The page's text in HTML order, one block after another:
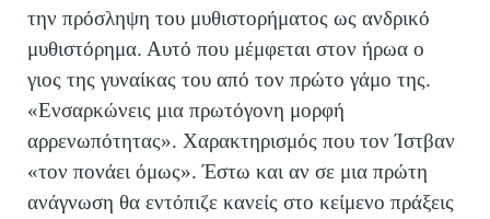
την πρόσληψη του μυθιστορήματος ως ανδρικό
μυθιστόρημα. Αυτό που μέμφεται στον ήρωα ο
γιος της γυναίκας του από τον πρώτο γάμο της.
«Ενσαρκώνεις μια πρωτόγονη μορφή
αρρενωπότητας». Χαρακτηρισμός που τον Ίστβαν
«τον πονάει όμως». Έστω και αν σε μια πρώτη
ανάγνωση θα εντόπιζε κανείς στο κείμενο πράξεις